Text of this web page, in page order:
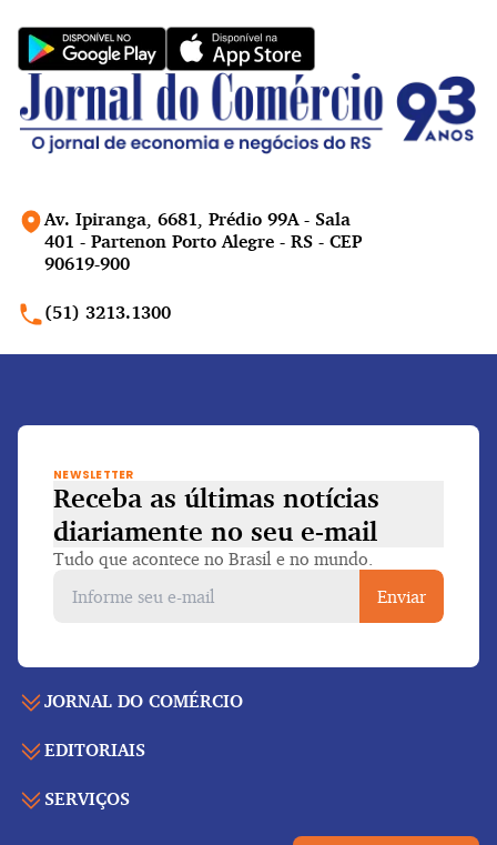
Av. Ipiranga, 6681, Prédio 99A - Sala
401 - Partenon Porto Alegre - RS - CEP
90619-900
(51) 3213.1300
JORNAL DO COMÉRCIO
Capa
EDITORIAIS
Economia
SERVIÇOS
NEWSLETTER
Receba as últimas notícias
diariamente no seu e-mail
Tudo que acontece no Brasil e no mundo.
Enviar